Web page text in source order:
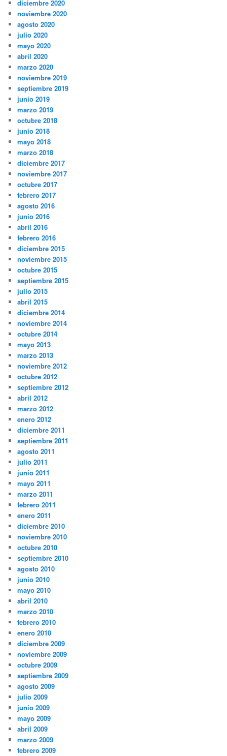
diciembre 2020
noviembre 2020
agosto 2020
julio 2020
mayo 2020
abril 2020
marzo 2020
noviembre 2019
septiembre 2019
junio 2019
marzo 2019
octubre 2018
junio 2018
mayo 2018
marzo 2018
diciembre 2017
noviembre 2017
octubre 2017
febrero 2017
agosto 2016
junio 2016
abril 2016
febrero 2016
diciembre 2015
noviembre 2015
octubre 2015
septiembre 2015
julio 2015
abril 2015
diciembre 2014
noviembre 2014
octubre 2014
mayo 2013
marzo 2013
noviembre 2012
octubre 2012
septiembre 2012
abril 2012
marzo 2012
enero 2012
diciembre 2011
septiembre 2011
agosto 2011
julio 2011
junio 2011
mayo 2011
marzo 2011
febrero 2011
enero 2011
diciembre 2010
noviembre 2010
octubre 2010
septiembre 2010
agosto 2010
junio 2010
mayo 2010
abril 2010
marzo 2010
febrero 2010
enero 2010
diciembre 2009
noviembre 2009
octubre 2009
septiembre 2009
agosto 2009
julio 2009
junio 2009
mayo 2009
abril 2009
marzo 2009
febrero 2009